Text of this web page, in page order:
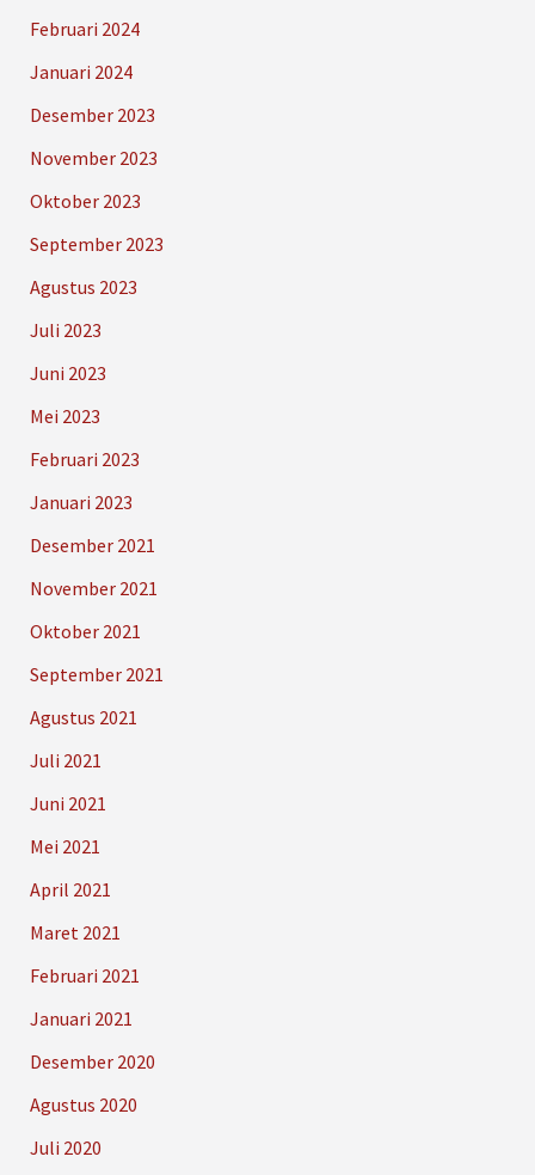
Februari 2024
Januari 2024
Desember 2023
November 2023
Oktober 2023
September 2023
Agustus 2023
Juli 2023
Juni 2023
Mei 2023
Februari 2023
Januari 2023
Desember 2021
November 2021
Oktober 2021
September 2021
Agustus 2021
Juli 2021
Juni 2021
Mei 2021
April 2021
Maret 2021
Februari 2021
Januari 2021
Desember 2020
Agustus 2020
Juli 2020